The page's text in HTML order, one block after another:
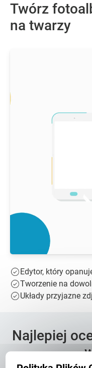
Twórz
na twarzy
Edytor, który
Tworzenie na
Układy przyjazne
Najlepiej